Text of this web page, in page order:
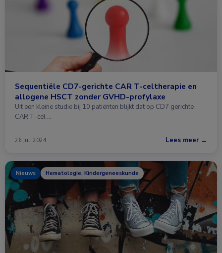
Sequentiële CD7-gerichte CAR T-celtherapie en
allogene HSCT zonder GVHD-profylaxe
Uit een kleine studie bij 10 patiënten blijkt dat op CD7 gerichte
CAR T-cel …
26 jul. 2024 Lees meer →
Nieuws Hematologie, Kindergeneeskunde